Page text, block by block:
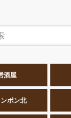
酒屋
ポン北